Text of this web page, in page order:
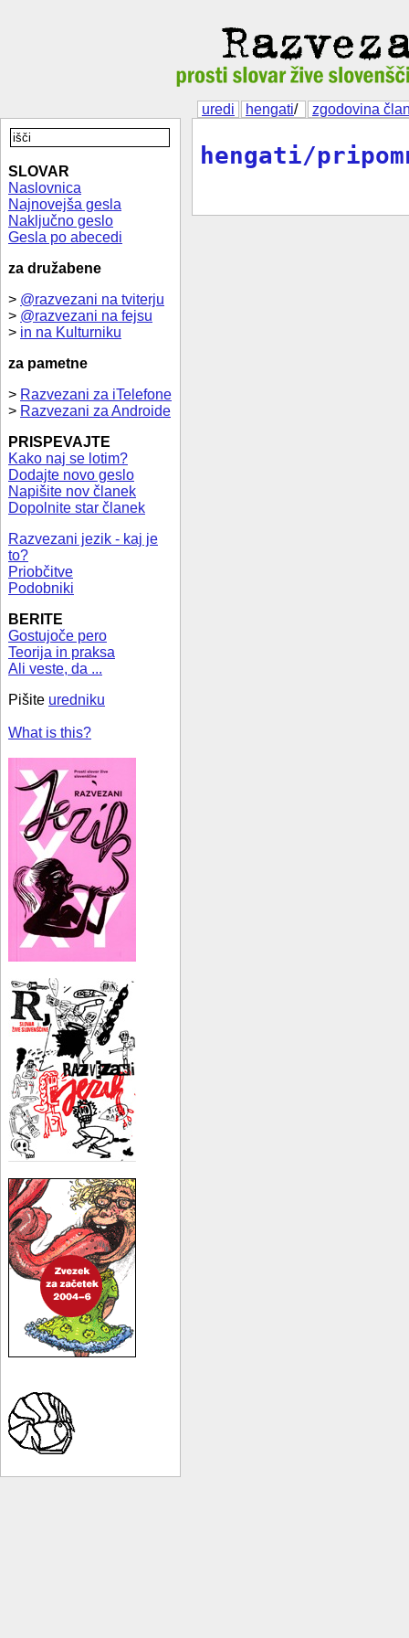
uredi hengati/ zgodovina
SLOVAR
Naslovnica
Najnovejša gesla
Naključno geslo
Gesla po abecedi
za družabene
> @razvezani na tviterju
> @razvezani na fejsu
> in na Kulturniku
za pametne
> Razvezani za iTelefone
> Razvezani za Androide
PRISPEVAJTE
Kako naj se lotim?
Dodajte novo geslo
Napišite nov članek
Dopolnite star članek
Razvezani jezik - kaj je
to?
Priobčitve
Podobniki
BERITE
Gostujoče pero
Teorija in praksa
Ali veste, da ...
Pišite uredniku
What is this?
hengati/